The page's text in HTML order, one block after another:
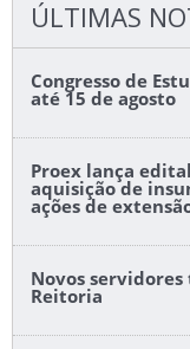
ÚLTIMAS
Congresso de
até 15 de agosto
Proex lança
aquisição de
ações de
Novos
Reitoria